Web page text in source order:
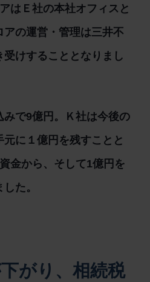
はＥ社の本社オフィスと
アの運営・管理は三井不
けすることとなりまし
で9億円。Ｋ社は今後の
に１億円を残すことと
金から、そして1億円を
た。
がり、相続税